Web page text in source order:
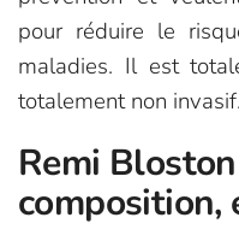
pour réduire le
maladies. Il est
totalement non invasif.
Remi
composition,